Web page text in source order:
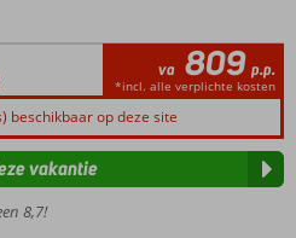
va 809 p.p.
*incl. alle verplichte kosten
beschikbaar op deze site
8,7!
vakantie